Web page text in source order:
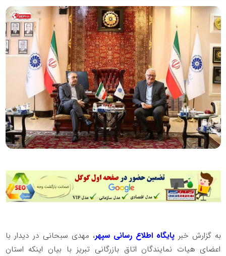
به گزارش خبرپایگاه اطلاع رسانی سپهر، مهدی سبحانی در دیدار با
اعضای هیات نمایندگان اتاق بازرگانی تبریز با بیان اینکه استان